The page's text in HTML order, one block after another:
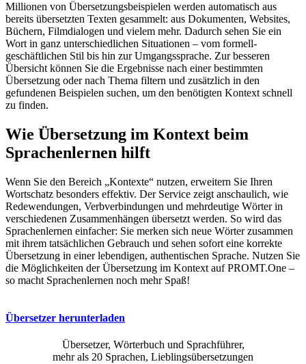
Millionen von Übersetzungsbeispielen werden automatisch aus
bereits übersetzten Texten gesammelt: aus Dokumenten, Websites,
Büchern, Filmdialogen und vielem mehr. Dadurch sehen Sie ein
Wort in ganz unterschiedlichen Situationen – vom formell-
geschäftlichen Stil bis hin zur Umgangssprache. Zur besseren
Übersicht können Sie die Ergebnisse nach einer bestimmten
Übersetzung oder nach Thema filtern und zusätzlich in den
gefundenen Beispielen suchen, um den benötigten Kontext schnell
zu finden.
Wie Übersetzung im Kontext beim
Sprachenlernen hilft
Wenn Sie den Bereich „Kontexte“ nutzen, erweitern Sie Ihren
Wortschatz besonders effektiv. Der Service zeigt anschaulich, wie
Redewendungen, Verbverbindungen und mehrdeutige Wörter in
verschiedenen Zusammenhängen übersetzt werden. So wird das
Sprachenlernen einfacher: Sie merken sich neue Wörter zusammen
mit ihrem tatsächlichen Gebrauch und sehen sofort eine korrekte
Übersetzung in einer lebendigen, authentischen Sprache. Nutzen Sie
die Möglichkeiten der Übersetzung im Kontext auf PROMT.One –
so macht Sprachenlernen noch mehr Spaß!
Übersetzer herunterladen
Übersetzer, Wörterbuch und Sprachführer,
mehr als 20 Sprachen, Lieblingsübersetzungen